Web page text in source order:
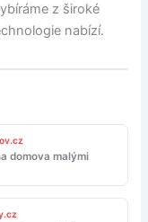
z široké
nabízí.
domova malými